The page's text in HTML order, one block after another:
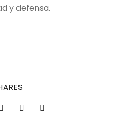
y defensa.